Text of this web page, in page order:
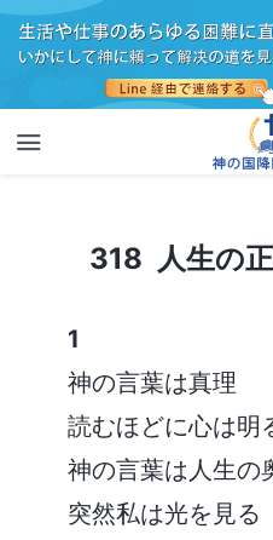
318 人生の
1
神の言葉は真理
読むほどに心は明
神の言葉は人生の
突然私は光を見る